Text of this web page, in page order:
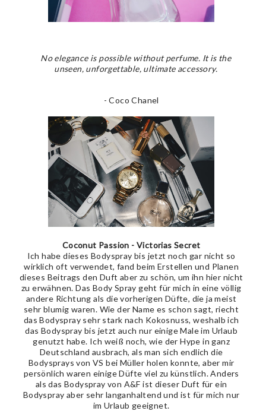
No elegance is possible without perfume. It is the
unseen, unforgettable, ultimate accessory.
- Coco Chanel
Coconut Passion - Victorias Secret
Ich habe dieses Bodyspray bis jetzt noch gar nicht so
wirklich oft verwendet, fand beim Erstellen und Planen
dieses Beitrags den Duft aber zu schön, um ihn hier nicht
zu erwähnen. Das Body Spray geht für mich in eine völlig
andere Richtung als die vorherigen Düfte, die ja meist
sehr blumig waren. Wie der Name es schon sagt, riecht
das Bodyspray sehr stark nach Kokosnuss, weshalb ich
das Bodyspray bis jetzt auch nur einige Male im Urlaub
genutzt habe. Ich weiß noch, wie der Hype in ganz
Deutschland ausbrach, als man sich endlich die
Bodysprays von VS bei Müller holen konnte, aber mir
persönlich waren einige Düfte viel zu künstlich. Anders
als das Bodyspray von A&F ist dieser Duft für ein
Bodyspray aber sehr langanhaltend und ist für mich nur
im Urlaub geeignet.